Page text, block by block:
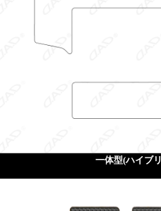
一体型(ハイブ